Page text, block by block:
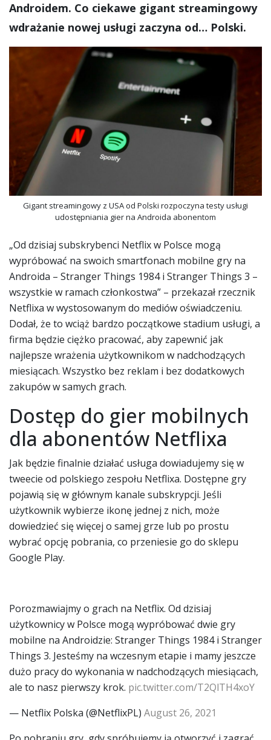
Androidem. Co ciekawe gigant streamingowy
wdrażanie nowej usługi zaczyna od… Polski.
Gigant streamingowy z USA od Polski rozpoczyna testy usługi
udostępniania gier na Androida abonentom
„Od dzisiaj subskrybenci Netflix w Polsce mogą
wypróbować na swoich smartfonach mobilne gry na
Androida – Stranger Things 1984 i Stranger Things 3 –
wszystkie w ramach członkostwa” – przekazał rzecznik
Netflixa w wystosowanym do mediów oświadczeniu.
Dodał, że to wciąż bardzo początkowe stadium usługi, a
firma będzie ciężko pracować, aby zapewnić jak
najlepsze wrażenia użytkownikom w nadchodzących
miesiącach. Wszystko bez reklam i bez dodatkowych
zakupów w samych grach.
Dostęp do gier mobilnych
dla abonentów Netflixa
Jak będzie finalnie działać usługa dowiadujemy się w
tweecie od polskiego zespołu Netflixa. Dostępne gry
pojawią się w głównym kanale subskrypcji. Jeśli
użytkownik wybierze ikonę jednej z nich, może
dowiedzieć się więcej o samej grze lub po prostu
wybrać opcję pobrania, co przeniesie go do sklepu
Google Play.
Porozmawiajmy o grach na Netflix. Od dzisiaj
użytkownicy w Polsce mogą wypróbować dwie gry
mobilne na Androidzie: Stranger Things 1984 i Stranger
Things 3. Jesteśmy na wczesnym etapie i mamy jeszcze
dużo pracy do wykonania w nadchodzących miesiącach,
ale to nasz pierwszy krok. pic.twitter.com/T2QlTH4xoY
— Netflix Polska (@NetflixPL) August 26, 2021